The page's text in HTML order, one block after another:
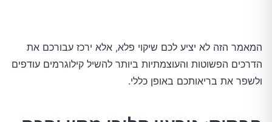
המאמר הזה לא יציע לכם שיקוי פלא, אלא ירכז עבורכם את
הדרכים הפשוטות והעוצמתיות ביותר להשיל קילוגרמים עודפים
ולשפר את בריאותכם באופן כללי.